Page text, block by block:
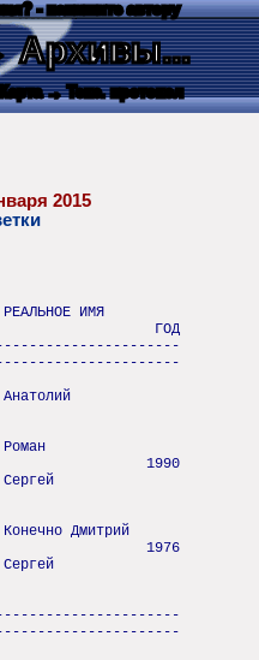
- напишите автору
Архивы...
→ Текс. протокол
2015
ИМЯ
ГОД
Роман
1990
Сергей
Дмитрий
1976